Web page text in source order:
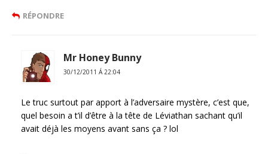
RÉPONDRE
Mr Honey Bunny
30/12/2011 Á 22:04
Le truc surtout par apport à l’adversaire mystère, c’est que,
quel besoin a t’il d’être à la tête de Léviathan sachant qu’il
avait déjà les moyens avant sans ça ? lol